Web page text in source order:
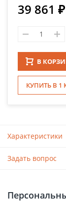
39 861 ₽
В
КУПИТЬ В 1
Характеристики
Задать вопрос